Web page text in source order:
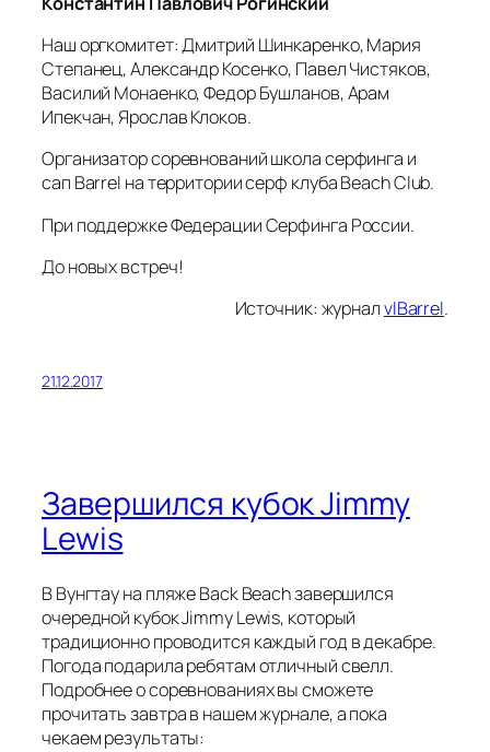
Наш оргкомитет: Дмитрий Шинкаренко, Мария
Степанец, Александр Косенко, Павел Чистяков,
Василий Монаенко, Федор Бушланов, Арам
Ипекчан, Ярослав Клоков.
Организатор соревнований школа серфинга и
сап Barrel на территории серф клуба Beach Club.
При поддержке Федерации Серфинга России.
До новых встреч!
Источник: журналvlBarrel.
21.12.2017
Завершился кубок Jimmy
Lewis
В Вунгтау на пляже Back Beach завершился
очередной кубок Jimmy Lewis, который
традиционно проводится каждый год в декабре.
Погода подарила ребятам отличный свелл.
Подробнее о соревнованиях вы сможете
прочитать завтра в нашем журнале, а пока
чекаем результаты: